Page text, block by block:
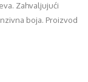
Zahvaljujući
boja. Proizvod